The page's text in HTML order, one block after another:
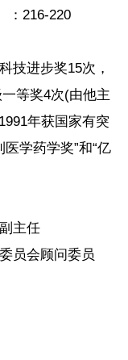
：216-220
进步奖15次，
等奖4次(由他主
年获国家有突
学药学奖”和“亿
主任
员会顾问委员